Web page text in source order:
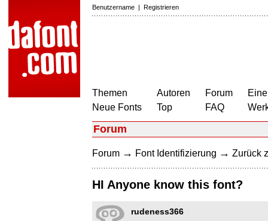
Benutzername | Registrieren
Themen
Neue Fonts
Autoren
Top
Forum
FAQ
Forum
Forum → Font Identifizierung → Zurück
HI Anyone know this font?
rudeness366